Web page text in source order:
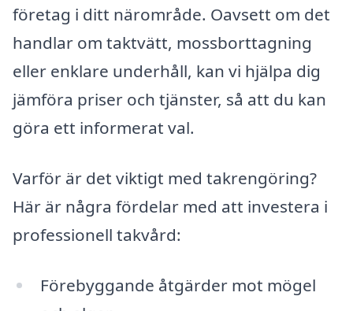
företag i ditt närområde. Oavsett om det
handlar om taktvätt, mossborttagning
eller enklare underhåll, kan vi hjälpa dig
jämföra priser och tjänster, så att du kan
göra ett informerat val.
Varför är det viktigt med takrengöring?
Här är några fördelar med att investera i
professionell takvård:
Förebyggande åtgärder mot mögel